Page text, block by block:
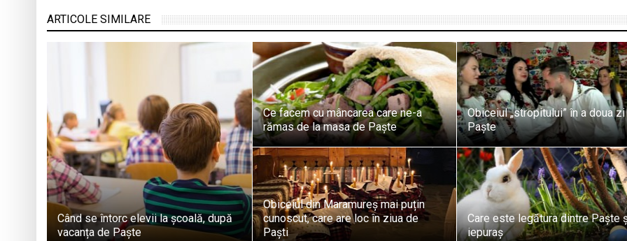
ARTICOLE SIMILARE
Când se întorc elevii la școală, după
vacanța de Paște
Ce facem cu mâncarea care ne-a
rămas de la masa de Paște
Obiceiul „stropitului” în a doua
Paște
Obiceiul din Maramureș mai puțin
cunoscut, care are loc în ziua de
Paști
Care este legătura dintre Paște
iepuraș